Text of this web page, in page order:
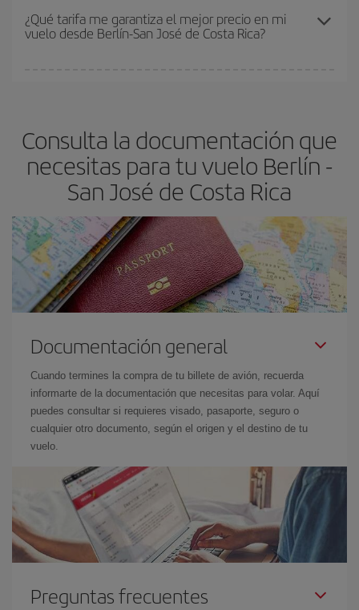
Los precios dependen de las plazas que queden libres en el vuelo
y de que las tarifas más baratas (turista) estén disponibles o se
¿Qué tarifa me garantiza el mejor precio en mi
vuelo desde Berlín-San José de Costa Rica?
Consulta la documentación que
necesitas para tu vuelo Berlín -
San José de Costa Rica
Documentación general
Cuando termines la compra de tu billete de avión, recuerda
informarte de la documentación que necesitas para volar. Aquí
puedes consultar si requieres visado, pasaporte, seguro o
cualquier otro documento, según el origen y el destino de tu
vuelo.
Preguntas frecuentes